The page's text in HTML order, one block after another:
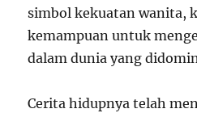
simbol kekuatan wanita,
kemampuan untuk
dalam dunia yang
Cerita hidupnya telah